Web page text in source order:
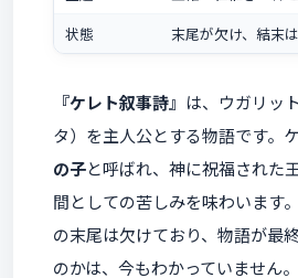
状態
末尾が欠け、結末
『ケレト叙事詩』 は、ウガリッ
タ）を主人公とする物語です。
の子と呼ばれ、神に祝福された
間としての苦しみを味わいます
の末尾は欠けており、物語が最
のかは、今もわかっていません。